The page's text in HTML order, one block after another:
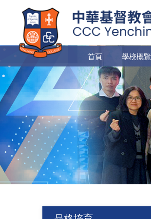
首頁 學校概覽